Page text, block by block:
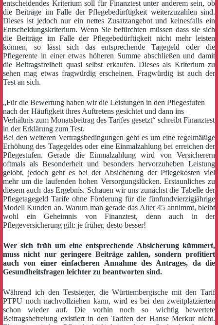
entscheidendes Kriterium soll für Finanztest unter anderem sein, ob
die Beiträge im Falle der Pflegebedürftigkeit weiterzuzahlen sind.
Dieses ist jedoch nur ein nettes Zusatzangebot und keinesfalls ein
Entscheidungskriterium. Wenn Sie befürchten müssen dass sie sich
die Beiträge im Falle der Pflegebedürftigkeit nicht mehr leisten
können, so lässt sich das entsprechende Tagegeld oder die
Pflegerente in einer etwas höheren Summe abschließen und damit
die Beitragsfreiheit quasi selbst erkaufen. Dieses als Kriterium zu
sehen mag etwas fragwürdig erscheinen. Fragwürdig ist auch der
Test an sich.
„Für die Bewertung haben wir die Leistungen in den Pflegestufen
nach der Häufigkeit ihres Auftretens gesichtet und dann ins
Verhältnis zum Monatsbeitrag des Tarifes gesetzt“ schreibt Finanztest
in der Erklärung zum Test.
Bei den weiteren Vertragsbedingungen geht es um eine regelmäßige
Erhöhung des Tagegeldes oder eine Einmalzahlung bei erreichen der
Pflegestufen. Gerade die Einmalzahlung wird von Versicherern
oftmals als Besonderheit und besonders hervorzuheben Leistung
gelobt, jedoch geht es bei der Absicherung der Pflegekosten viel
mehr um die laufenden hohen Versorgungslücken. Erstaunliches zu
diesem auch das Ergebnis. Schauen wir uns zunächst die Tabelle der
Pflegetagegeld Tarife ohne Förderung für die fünfundvierzigjährige
Modell Kunden an. Warum man gerade das Alter 45 annimmt, bleibt
wohl ein Geheimnis von Finanztest, denn auch in der
Pflegeversicherung gilt: je früher, desto besser!
Wer sich früh um eine entsprechende Absicherung kümmert,
muss nicht nur geringere Beiträge zahlen, sondern profitiert
auch von einer einfacheren Annahme des Antrages, da die
Gesundheitsfragen leichter zu beantworten sind.
Während ich den Testsieger, die Württembergische mit den Tarif
PTPU noch nachvollziehen kann, wird es bei den zweitplatzierten
schon wieder auf. Die vorhin noch so wichtig bewertete
Beitragsbefreiung existiert in den Tarifen der Hanse Merkur nicht.